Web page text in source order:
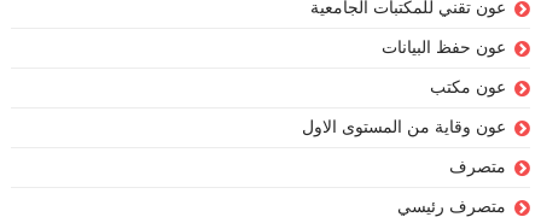
عون تقني للمكتبات الجامعية
عون حفظ البيانات
عون مكتب
عون وقاية من المستوى الاول
متصرف
متصرف رئيسي